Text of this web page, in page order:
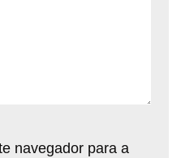
navegador para a